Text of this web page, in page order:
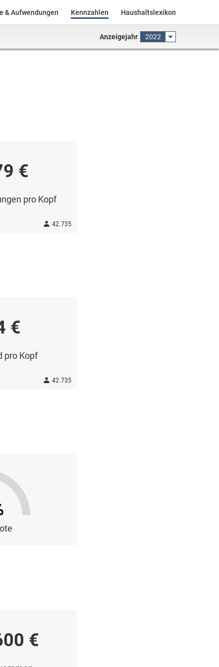
& Aufwendungen Kennzahlen Haushaltslexikon
Anzeigejahr 2022
pro Kopf
€
42.735
pro Kopf
€
42.735
€